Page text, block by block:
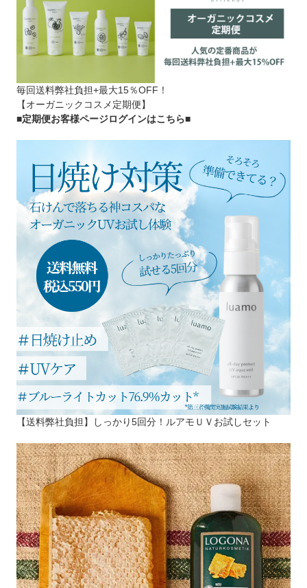
毎回送料弊社負担+最大15％OFF！
【オーガニックコスメ定期便】
■定期便お客様ページログインはこちら■
【送料弊社負担】しっかり5回分！ルアモＵＶお試しセット